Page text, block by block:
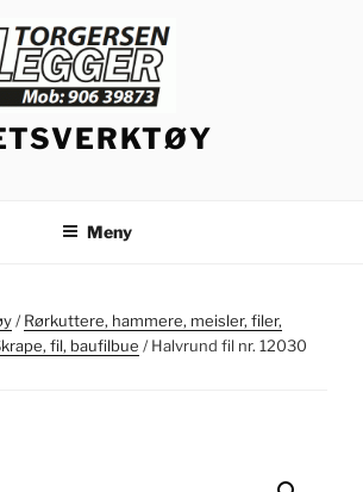
Meny
/Rørkuttere, hammere, meisler, filer,
fil, baufilbue / Halvrund fil nr. 12030